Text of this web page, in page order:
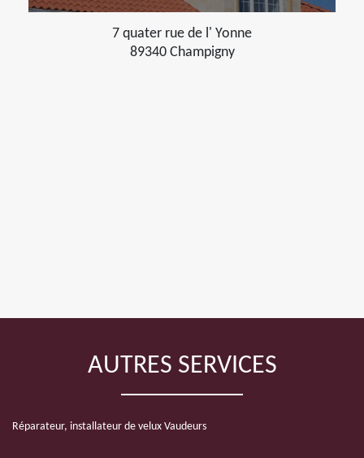
7 quater rue de l' Yonne
89340 Champigny
AUTRES SERVICES
Réparateur, installateur de velux Vaudeurs